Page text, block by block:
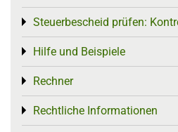
Steuerbescheid prüfen:
Toggle menu
Hilfe und Beispiele
Toggle menu
Rechner
Toggle menu
Rechtliche Informationen
Toggle menu